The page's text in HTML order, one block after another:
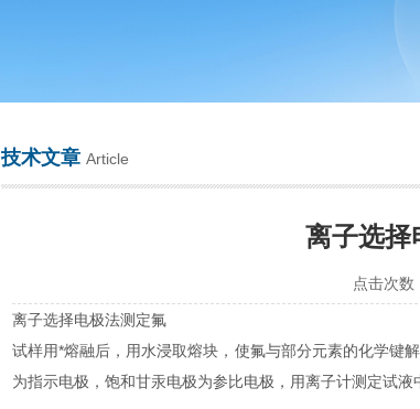
技术文章 Article
离子选择
点击次
离子选择电极法测定氟
试样用*熔融后，用水浸取熔块，使氟与部分元素的化学键
为指示电极，饱和甘汞电极为参比电极，用离子计测定试液